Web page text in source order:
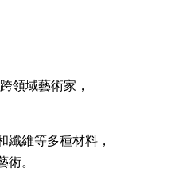
領域藝術家，
維等多種材料，
。